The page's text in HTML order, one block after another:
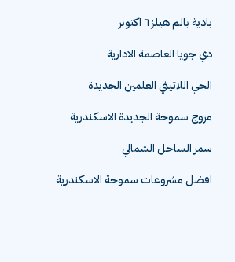
بادية بالم هيلز ٦ اكتوبر
دي جويا العاصمة الادارية
الحي اللاتيني العلمين الجديدة
مروج سموحة الجديدة الاسكندرية
سمر الساحل الشمالي
افضل مشروعات سموحة الاسكندرية